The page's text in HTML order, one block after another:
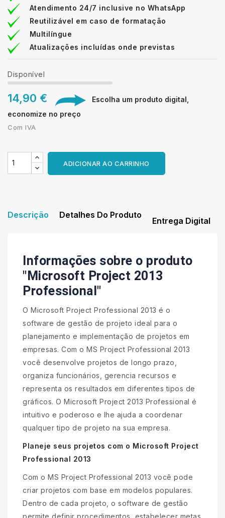
Atendimento 24/7 inclusive no WhatsApp
Reutilizável em caso de formatação
Multilíngue
Atualizações incluídas onde previstas
Disponível
14,90 €
Escolha um produto digital,
economize no preço
Com IVA
ADICIONAR AO CARRINHO
Descrição Detalhes Do Produto
Entrega Digital
Informações sobre o produto
"Microsoft Project 2013
Professional"
O Microsoft Project Professional 2013 é o
software de gestão de projeto ideal para o
planejamento e implementação de projetos em
empresas. Com o MS Project Professional 2013
você desenvolve projetos de longo prazo,
organiza funcionários, gerencia recursos e
representa os resultados em diferentes tipos de
gráficos. O Microsoft Project 2013 Professional é
intuitivo e poderoso e lhe ajuda a coordenar
qualquer tipo de projeto na sua empresa.
Planeje seus projetos com o Microsoft Project
Professional 2013
Com o MS Project Professional 2013 você pode
criar projetos com base em modelos populares.
Dentro de cada projeto, o software de gestão
permite definir procedimentos, estabelecer metas